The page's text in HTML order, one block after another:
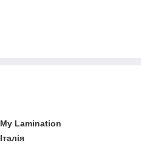
My Lamination
Італія